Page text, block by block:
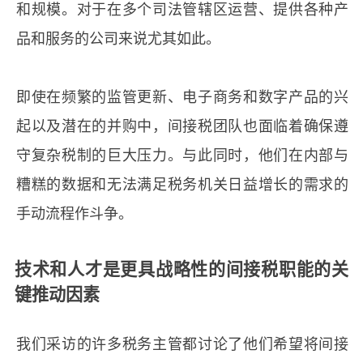
和规模。对于在多个司法管辖区运营、提供各种产
品和服务的公司来说尤其如此。
即使在频繁的监管更新、电子商务和数字产品的兴
起以及潜在的并购中，间接税团队也面临着确保遵
守复杂税制的巨大压力。与此同时，他们在内部与
糟糕的数据和无法满足税务机关日益增长的需求的
手动流程作斗争。
技术和人才是更具战略性的间接税职能的关
键推动因素
我们采访的许多税务主管都讨论了他们希望将间接